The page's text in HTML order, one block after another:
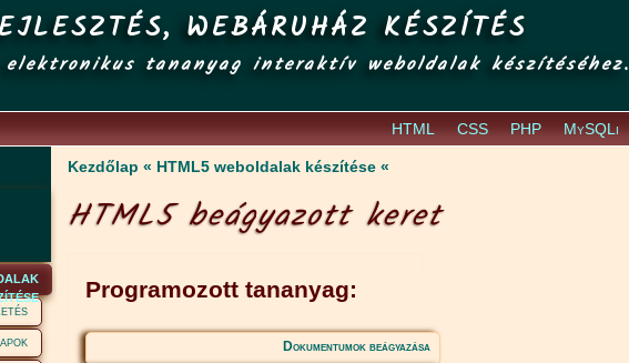
WEBÁRUHÁZ KÉSZÍTÉS
elektronikus tananyag interaktív weboldalak készítéséhez.
HTML CSS PHP MySQLi
Kezdőlap HTML5 weboldalak készítése
HTML5 beágyazott keret
Programozott tananyag:
Dokumentumok beágyazása